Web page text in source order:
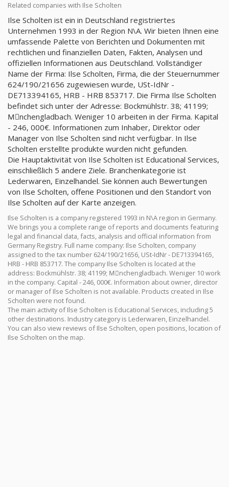
Related companies with Ilse Scholten
Ilse Scholten ist ein in Deutschland registriertes
Unternehmen 1993 in der Region N\A. Wir bieten Ihnen eine
umfassende Palette von Berichten und Dokumenten mit
rechtlichen und finanziellen Daten, Fakten, Analysen und
offiziellen Informationen aus Deutschland. Vollständiger
Name der Firma: Ilse Scholten, Firma, die der Steuernummer
624/190/21656 zugewiesen wurde, USt-IdNr -
DE713394165, HRB - HRB 853717. Die Firma Ilse Scholten
befindet sich unter der Adresse: Bockmühlstr. 38; 41199;
Mِnchengladbach. Weniger 10 arbeiten in der Firma. Kapital
- 246, 000€. Informationen zum Inhaber, Direktor oder
Manager von Ilse Scholten sind nicht verfügbar. In Ilse
Scholten erstellte produkte wurden nicht gefunden.
Die Hauptaktivität von Ilse Scholten ist Educational Services,
einschließlich 5 andere Ziele. Branchenkategorie ist
Lederwaren, Einzelhandel. Sie können auch Bewertungen
von Ilse Scholten, offene Positionen und den Standort von
Ilse Scholten auf der Karte anzeigen.
Ilse Scholten is a company registered 1993 in N\A region in Germany.
We brings you a complete range of reports and documents featuring
legal and financial data, facts, analysis and official information from
Germany Registry. Full name company: Ilse Scholten, company
assigned to the tax number 624/190/21656, USt-IdNr - DE713394165,
HRB - HRB 853717. The company Ilse Scholten is located at the
address: Bockmühlstr. 38; 41199; Mِnchengladbach. Weniger 10 work
in the company. Capital - 246, 000€. Information about owner, director
or manager of Ilse Scholten is not available. Products created in Ilse
Scholten were not found.
The main activity of Ilse Scholten is Educational Services, including 5
other destinations. Industry category is Lederwaren, Einzelhandel.
You can also view reviews of Ilse Scholten, open positions, location of
Ilse Scholten on the map.